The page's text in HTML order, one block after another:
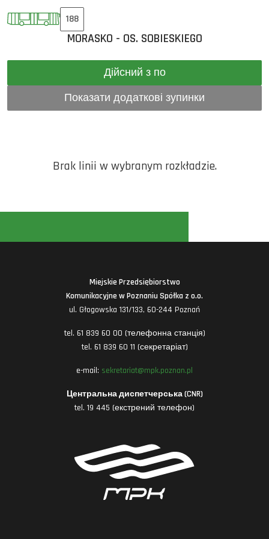
188
MORASKO - OS. SOBIESKIEGO
Дійсний з по
Показати додаткові зупинки
Brak linii w wybranym rozkładzie.
Miejskie Przedsiębiorstwo
Komunikacyjne w Poznaniu Spółka z o.o.
ul. Głogowska 131/133, 60-244 Poznań
tel. 61 839 60 00 (телефонна станція)
tel. 61 839 60 11 (секретаріат)
e-mail: sekretariat@mpk.poznan.pl
Центральна диспетчерська (CNR)
tel. 19 445 (екстрений телефон)